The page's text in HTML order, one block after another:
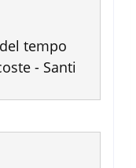
tempo
- Santi